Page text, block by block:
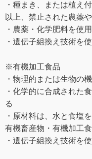
・種まき、または植え
以上、禁止された農薬
・農薬・化学肥料を使
・遺伝子組換え技術を
※有機加工食品
・物理的または生物の
・化学的に合成された
る
・原材料は、水と食塩
有機畜産物・有機加工
・遺伝子組換え技術を